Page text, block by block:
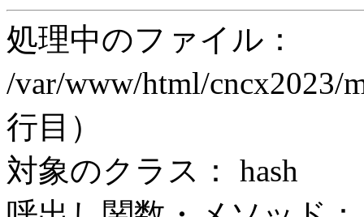
処理中のファイル：
/var/www/html/cncx2023/
行目）
対象のクラス： hash